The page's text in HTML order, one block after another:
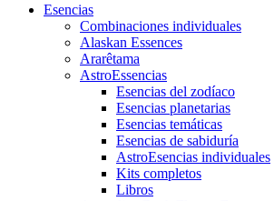
Esencias
Combinaciones individuales
Alaskan Essences
Ararêtama
AstroEssencias
Esencias del zodíaco
Esencias planetarias
Esencias temáticas
Esencias de sabiduría
AstroEsencias individuales
Kits completos
Libros